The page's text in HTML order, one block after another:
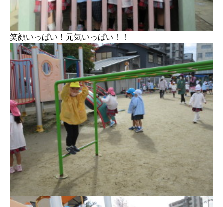
笑顔いっぱい！元気いっぱい！！